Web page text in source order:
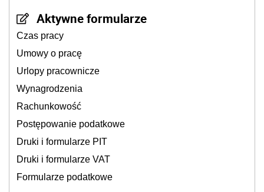
Aktywne formularze
Czas pracy
Umowy o pracę
Urlopy pracownicze
Wynagrodzenia
Rachunkowość
Postępowanie podatkowe
Druki i formularze PIT
Druki i formularze VAT
Formularze podatkowe